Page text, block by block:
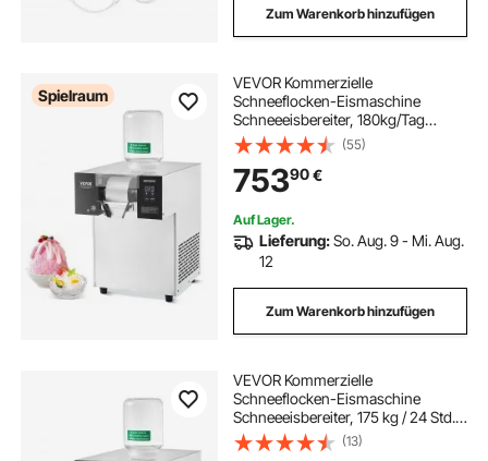
Zum Warenkorb hinzufügen
Spielraum
VEVOR Kommerzielle
Schneeflocken-Eismaschine
Schneeeisbereiter, 180kg/Tag
Schneeflocken-Eismaschine,
Edelstahl-Eisrasierer, elektrischer
Schneekegel-Maker,
Luftkühlsystem mit Touch-Screen
(55)
75390€
Auf Lager.
Lieferung:So. Aug. 9 - Mi. Aug.
12
Zum Warenkorb hinzufügen
VEVOR Kommerzielle
Schneeflocken-Eismaschine
Schneeeisbereiter, 175 kg / 24 Std.
Schneeflocken-Eismaschine,
Eisrasierer elektrischer
(13)